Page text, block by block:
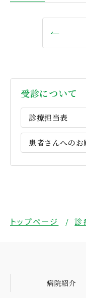
受診について
診療担当表
患者さんへのお
トップページ 診
病院紹介